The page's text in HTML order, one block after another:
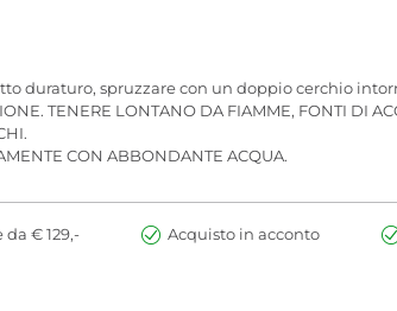
duraturo, spruzzare con un doppio cerchio
TENERE LONTANO DA FIAMME, FONTI DI
CON ABBONDANTE ACQUA.
€ 129,- Acquisto in acconto